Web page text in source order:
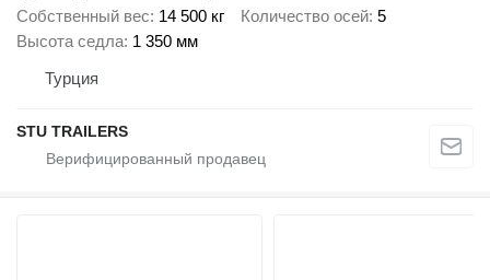
Собственный вес 14 500 кг Количество осей 5
Высота седла 1 350 мм
Турция
STU TRAILERS